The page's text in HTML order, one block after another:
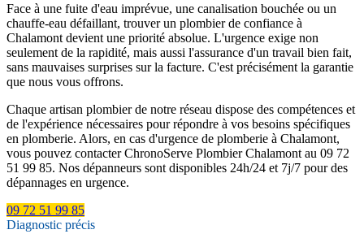
Face à une fuite d'eau imprévue, une canalisation bouchée ou un
chauffe-eau défaillant, trouver un plombier de confiance à
Chalamont devient une priorité absolue. L'urgence exige non
seulement de la rapidité, mais aussi l'assurance d'un travail bien fait,
sans mauvaises surprises sur la facture. C'est précisément la garantie
que nous vous offrons.
Chaque artisan plombier de notre réseau dispose des compétences et
de l'expérience nécessaires pour répondre à vos besoins spécifiques
en plomberie. Alors, en cas d'urgence de plomberie à Chalamont,
vous pouvez contacter ChronoServe Plombier Chalamont au 09 72
51 99 85. Nos dépanneurs sont disponibles 24h/24 et 7j/7 pour des
dépannages en urgence.
09 72 51 99 85
Diagnostic précis